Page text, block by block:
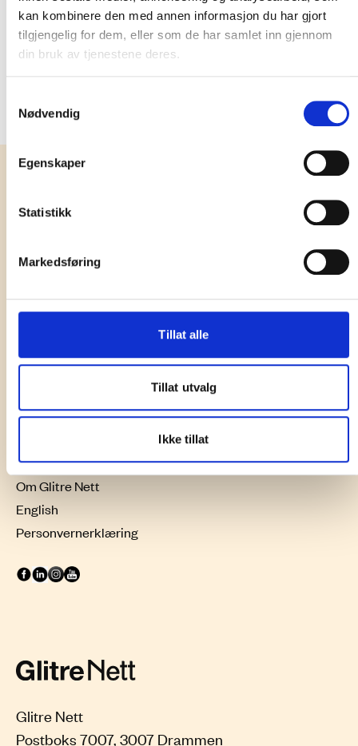
kan kombinere den med annen informasjon du har gjort
tilgjengelig for dem, eller som de har samlet inn gjennom
din bruk av tjenestene deres.
Nødvendig
Egenskaper
Statistikk
Markedsføring
Tillat alle
Tillat utvalg
Ikke tillat
Hvorfor virker ikke utstyret?
Glitre Nett
Postboks 7007, 3007 Drammen
Proff
Bygge, grave, tilknytte
Om Glitre Nett
English
Personvernerklæring
Kontakt oss